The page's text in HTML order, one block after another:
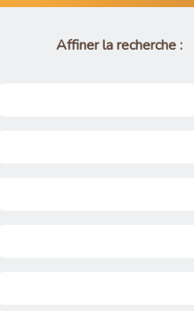
Affiner la recherche :